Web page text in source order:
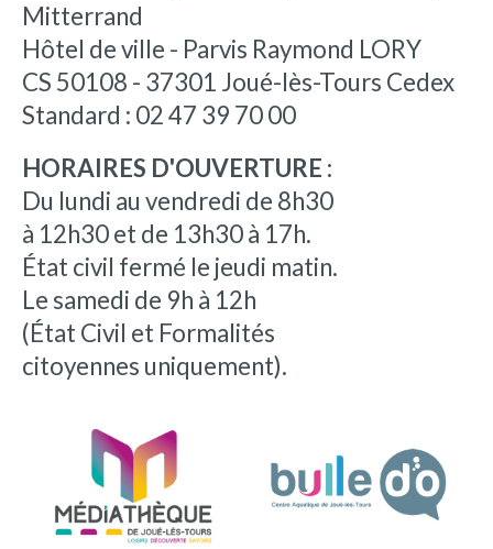
Mitterrand
Hôtel de ville - Parvis Raymond LORY
CS 50108 - 37301 Joué-lès-Tours Cedex
Standard : 02 47 39 70 00
HORAIRES D'OUVERTURE :
Du lundi au vendredi de 8h30
à 12h30 et de 13h30 à 17h.
État civil fermé le jeudi matin.
Le samedi de 9h à 12h
(État Civil et Formalités
citoyennes uniquement).